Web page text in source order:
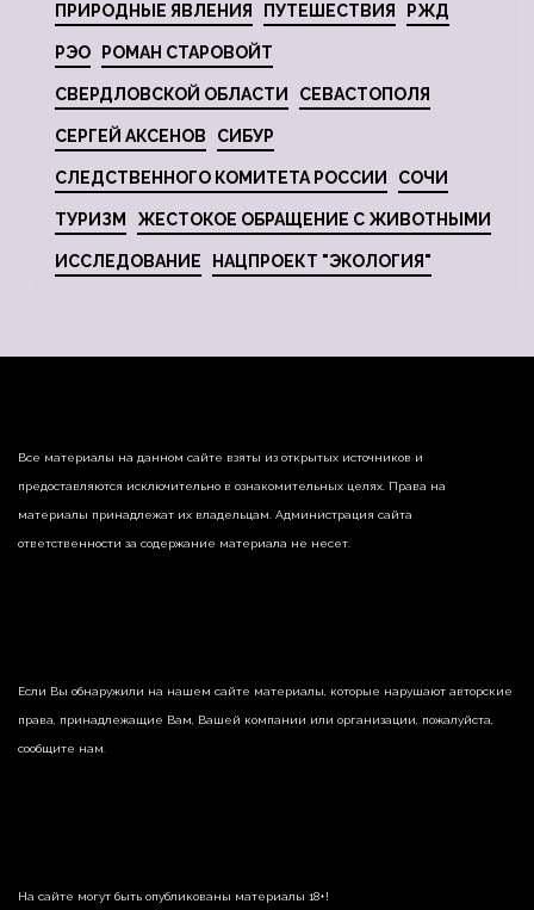
ПРИРОДНЫЕ ЯВЛЕНИЯ ПУТЕШЕСТВИЯ РЖД
РЭО РОМАН СТАРОВОЙТ
СВЕРДЛОВСКОЙ ОБЛАСТИ СЕВАСТОПОЛЯ
СЕРГЕЙ АКСЕНОВ СИБУР
СЛЕДСТВЕННОГО КОМИТЕТА РОССИИ СОЧИ
ТУРИЗМ ЖЕСТОКОЕ ОБРАЩЕНИЕ С ЖИВОТНЫМИ
ИССЛЕДОВАНИЕ НАЦПРОЕКТ "ЭКОЛОГИЯ"
Все материалы на данном сайте взяты из открытых источников и
предоставляются исключительно в ознакомительных целях. Права на
материалы принадлежат их владельцам. Администрация сайта
ответственности за содержание материала не несет.
Если Вы обнаружили на нашем сайте материалы, которые нарушают авторские
права, принадлежащие Вам, Вашей компании или организации, пожалуйста,
сообщите нам.
На сайте могут быть опубликованы материалы 18+!